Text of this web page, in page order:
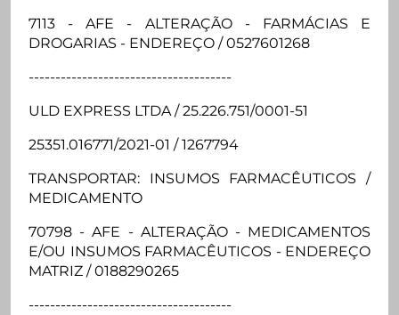
7113 - AFE - ALTERAÇÃO - FARMÁCIAS E
DROGARIAS - ENDEREÇO / 0527601268
--------------------------------------
ULD EXPRESS LTDA / 25.226.751/0001-51
25351.016771/2021-01 / 1267794
TRANSPORTAR: INSUMOS FARMACÊUTICOS /
MEDICAMENTO
70798 - AFE - ALTERAÇÃO - MEDICAMENTOS
E/OU INSUMOS FARMACÊUTICOS - ENDEREÇO
MATRIZ / 0188290265
--------------------------------------